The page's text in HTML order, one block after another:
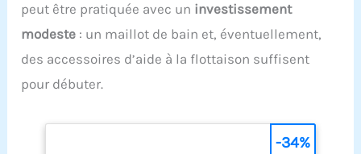
peut être pratiquée avec un investissement
modeste : un maillot de bain et, éventuellement,
des accessoires d’aide à la flottaison suffisent
pour débuter.
-34%